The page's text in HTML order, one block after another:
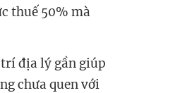
thuế 50% mà
trí địa lý gần giúp
chưa quen với